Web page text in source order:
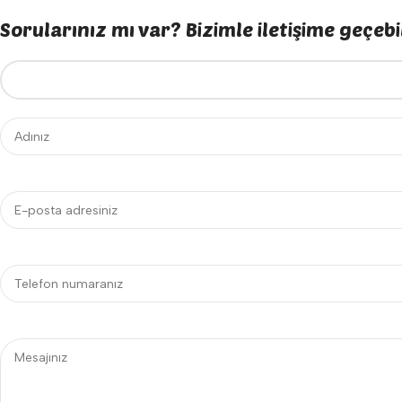
Sorularınız mı var? Bizimle iletişime